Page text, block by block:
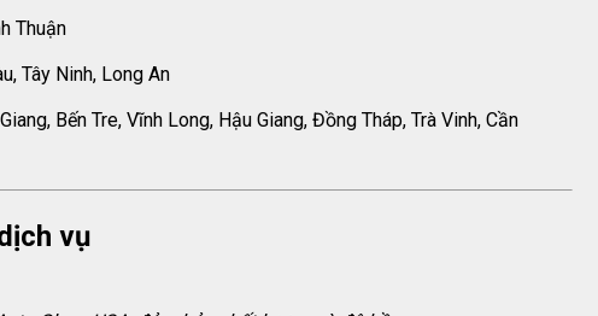
Thuận
Tây Ninh, Long An
Bến Tre, Vĩnh Long, Hậu Giang, Đồng Tháp, Trà Vinh, Cần
vụ